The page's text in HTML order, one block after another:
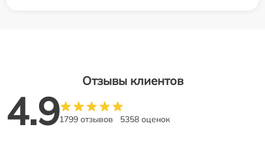
Отзывы клиентов
4.91799 отзывов 5358 оценок